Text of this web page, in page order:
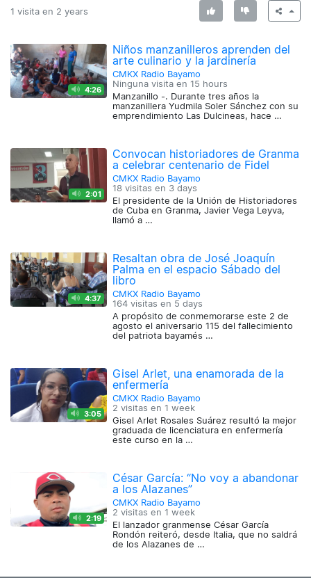
1 visita en 2 years
4:26
Niños manzanilleros aprenden del
arte culinario y la jardinería
CMKX Radio Bayamo
Ninguna visita en 15 hours
Manzanillo -. Durante tres años la
manzanillera Yudmila Soler Sánchez con su
emprendimiento Las Dulcineas, hace …
2:01
Convocan historiadores de Granma
a celebrar centenario de Fidel
CMKX Radio Bayamo
18 visitas en 3 days
El presidente de la Unión de Historiadores
de Cuba en Granma, Javier Vega Leyva,
llamó a …
4:37
Resaltan obra de José Joaquín
Palma en el espacio Sábado del
libro
CMKX Radio Bayamo
164 visitas en 5 days
A propósito de conmemorarse este 2 de
agosto el aniversario 115 del fallecimiento
del patriota bayamés …
3:05
Gisel Arlet, una enamorada de la
enfermería
CMKX Radio Bayamo
2 visitas en 1 week
Gisel Arlet Rosales Suárez resultó la mejor
graduada de licenciatura en enfermería
este curso en la …
2:19
César García: “No voy a abandonar
a los Alazanes”
CMKX Radio Bayamo
2 visitas en 1 week
El lanzador granmense César García
Rondón reiteró, desde Italia, que no saldrá
de los Alazanes de …